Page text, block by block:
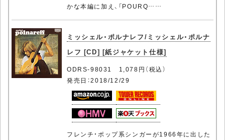
かな本編に加え、「POURQ……
ミッシェル・ポルナレフ/ミッシェル・ポルナ
レフ [CD] [紙ジャケット仕様]
ODRS-98031 1,078円（税込）
発売日：2018/12/29
フレンチ・ポップ系シンガーが1966年に出した